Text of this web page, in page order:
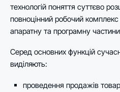
технологій поняття суттєво
повноцінний робочий
апаратну та програмну
Серед основних функцій
виділяють:
проведення продажів